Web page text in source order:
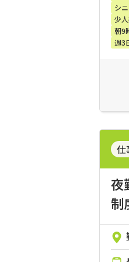
シ
少
朝9
週3
仕
夜
制